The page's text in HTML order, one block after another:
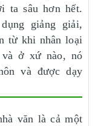
ta sâu hơn hết.
giảng giải,
từ khi nhân loại
ở xứ nào, nó
và được dạy
văn là cả một